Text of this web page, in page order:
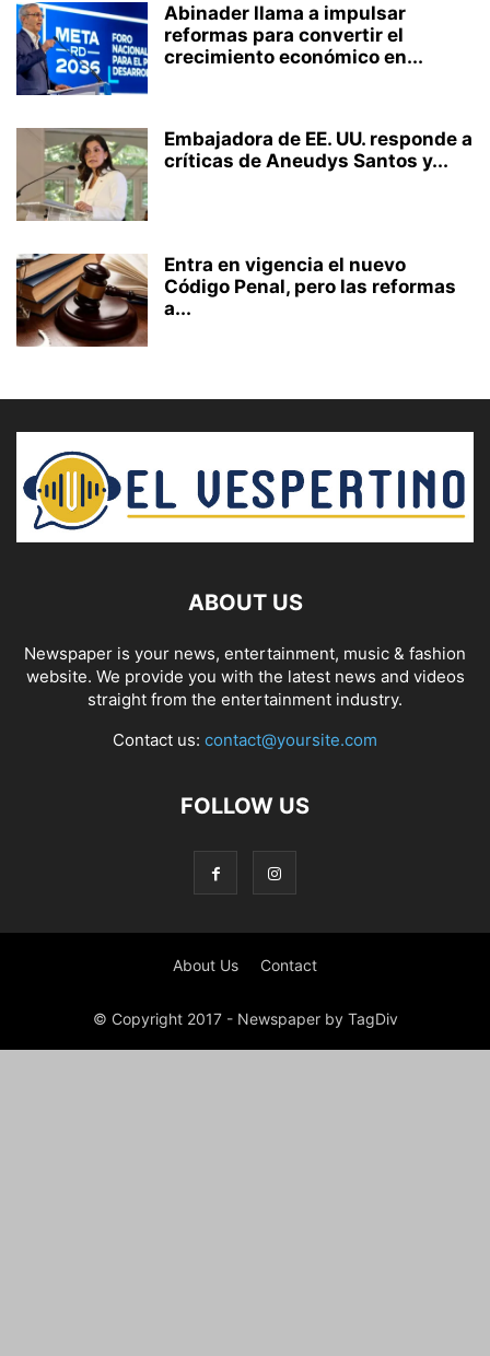
Abinader llama a impulsar
reformas para convertir el
crecimiento económico en...
Embajadora de EE. UU. responde a
críticas de Aneudys Santos y...
Entra en vigencia el nuevo
Código Penal, pero las reformas
a...
ABOUT US
Newspaper is your news, entertainment, music & fashion
website. We provide you with the latest news and videos
straight from the entertainment industry.
Contact us: contact@yoursite.com
FOLLOW US
About Us Contact
© Copyright 2017 - Newspaper by TagDiv